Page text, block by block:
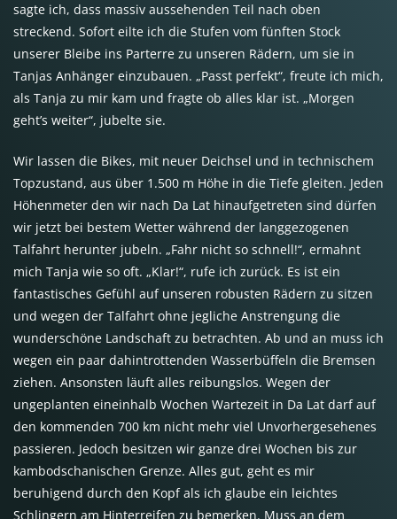
sagte ich, dass massiv aussehenden Teil nach oben
streckend. Sofort eilte ich die Stufen vom fünften Stock
unserer Bleibe ins Parterre zu unseren Rädern, um sie in
Tanjas Anhänger einzubauen. „Passt perfekt“, freute ich mich,
als Tanja zu mir kam und fragte ob alles klar ist. „Morgen
geht’s weiter“, jubelte sie.
Wir lassen die Bikes, mit neuer Deichsel und in technischem
Topzustand, aus über 1.500 m Höhe in die Tiefe gleiten. Jeden
Höhenmeter den wir nach Da Lat hinaufgetreten sind dürfen
wir jetzt bei bestem Wetter während der langgezogenen
Talfahrt herunter jubeln. „Fahr nicht so schnell!“, ermahnt
mich Tanja wie so oft. „Klar!“, rufe ich zurück. Es ist ein
fantastisches Gefühl auf unseren robusten Rädern zu sitzen
und wegen der Talfahrt ohne jegliche Anstrengung die
wunderschöne Landschaft zu betrachten. Ab und an muss ich
wegen ein paar dahintrottenden Wasserbüffeln die Bremsen
ziehen. Ansonsten läuft alles reibungslos. Wegen der
ungeplanten eineinhalb Wochen Wartezeit in Da Lat darf auf
den kommenden 700 km nicht mehr viel Unvorhergesehenes
passieren. Jedoch besitzen wir ganze drei Wochen bis zur
kambodschanischen Grenze. Alles gut, geht es mir
beruhigend durch den Kopf als ich glaube ein leichtes
Schlingern am Hinterreifen zu bemerken. Muss an dem